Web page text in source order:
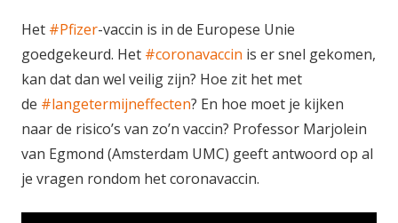
Het #Pfizer-vaccin is in de Europese Unie
goedgekeurd. Het #coronavaccin is er snel gekomen,
kan dat dan wel veilig zijn? Hoe zit het met
de #langetermijneffecten? En hoe moet je kijken
naar de risico’s van zo’n vaccin? Professor Marjolein
van Egmond (Amsterdam UMC) geeft antwoord op al
je vragen rondom het coronavaccin.